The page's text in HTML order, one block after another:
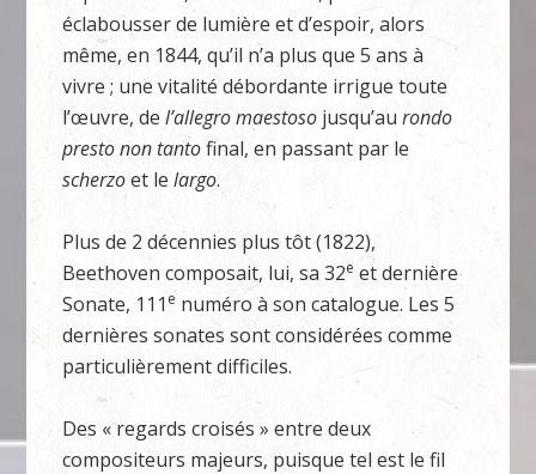
éclabousser de lumière et d’espoir, alors
même, en 1844, qu’il n’a plus que 5 ans à
vivre ; une vitalité débordante irrigue toute
l’œuvre, del’allegro maestoso jusqu’aurondo
presto non tantofinal, en passant par le
scherzoet lelargo.
Plus de 2 décennies plus tôt (1822),
Beethoven composait, lui, sa 32e et dernière
Sonate, 111 e numéro à son catalogue. Les 5
dernières sonates sont considérées comme
particulièrement difficiles.
Des « regards croisés » entre deux
compositeurs majeurs, puisque tel est le fil